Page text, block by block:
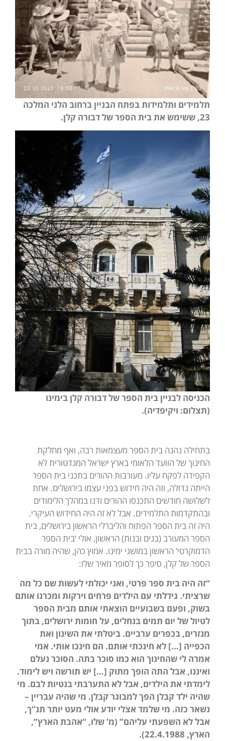
תלמידים ותלמידות בפתח הבניין ברחוב הלני המלכה
23, ששימש את בית הספר של דבורה קלן.
הכניסה לבניין בית הספר של דבורה קלן בימינו
(תצלום: ויקיפדיה).
בתחילה נהנה בית הספר מעצמאות רבה, ואף מחלקת
החינוך של הוועד הלאומי בארץ ישראל המנדטורית לא
הקפידה לפקח עליו. מעורבות ההורים בתכני בית הספר
הייתה גדולה, וזה היה חידוש בפני עצמו בירושלים. אחת
לשלושה חודשים התכנסו ההורים ודנו במהלך הלימודים
ובהתקדמות התלמידים. אבל לא זה היה החידוש העיקרי.
היה זה בית הספר הפתוח והליברלי הראשון בירושלים, בית
הספר המעורב (בנים ובנות) הראשון, אולי ‘בית הספר
הדמוקרטי’ הראשון במושגי ימינו. אמוץ כהן, שהיה מורה בבית
הספר של קלן, סיפר כך לסופר מאיר שלו:
“זה היה בית ספר פרטי, ואני יכולתי לעשות שם כל מה
שרציתי. גידלתי עם הילדים פרחים וירקות ומכרנו אותם
בשוק, ופעם בשבועיים הוצאתי אותם מבית הספר
לטיול של יום תמים בנחלים, על חומות ירושלים, בתוך
מנזרים, בכפרים ערביים. ביטלתי את השינון ואת
הכפייה […] לא חינכתי אותם. הם חינכו אותי. אמי
אמרה לי שהחינוך הוא כמו סוכר בתה. הסוכר נעלם
ואיננו, אבל התה הופך מתוק […] יש תורשה ויש לימוד.
לימדתי את הילדים, אבל לא התערבתי בנטיות לבם. מי
שהיה ילד קבלן הפך למבוגר קבלן. מי שהיה עבריין –
נשאר כזה. מי שלמד אצלי יודע אולי מעט יותר תנ”ך,
אבל לא השפעתי עליהם” (מ’ שלו, “אהבת הארץ”,
הארץ, 22.4.1988).